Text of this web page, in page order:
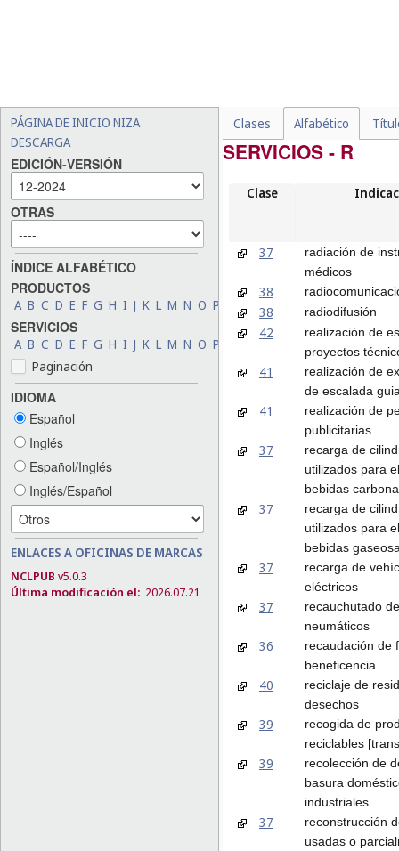
PÁGINA DE INICIO NIZA
DESCARGA
EDICIÓN-VERSIÓN
OTRAS
ÍNDICE ALFABÉTICO
PRODUCTOS
A B C D E F G H I J K L M N O P S T W Y
SERVICIOS
A B C D E F G H I J K L M N O P R S T
Paginación
IDIOMA
Español
Inglés
Español/Inglés
Inglés/Español
ENLACES A OFICINAS DE MARCAS
NCLPUB v5.0.3
Última modificación el: 2026.07.21
Clases Alfabético
SERVICIOS - R
Clase
37
radiación de
médicos
38
38 radiodifusión
42
realización de
proyectos
41
realización de
de escalada
41
realización de
publicitarias
37
recarga de
utilizados para
bebidas
37
recarga de
utilizados para
bebidas
37
recarga de
eléctricos
37
recauchutado de
neumáticos
36
recaudación de
beneficencia
40
reciclaje de
desechos
39
recogida de
reciclables
39
recolección de
basura
industriales
37
reconstrucción
usadas o